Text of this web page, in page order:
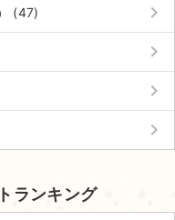
(47) keyboard_arrow_right
keyboard_arrow_right
keyboard_arrow_right
keyboard_arrow_right
ランキング